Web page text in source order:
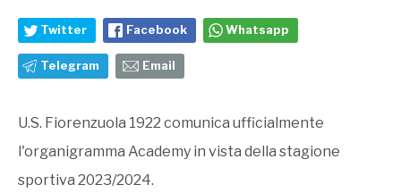
Twitter Facebook Whatsapp
Telegram Email
U.S. Fiorenzuola 1922 comunica ufficialmente
l'organigramma Academy in vista della stagione
sportiva 2023/2024.